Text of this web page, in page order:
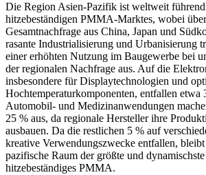
Die Region Asien-Pazifik ist weltweit führend
hitzebeständigen PMMA-Marktes, wobei
Gesamtnachfrage aus China, Japan und
rasante Industrialisierung und Urbanisierung
einer erhöhten Nutzung im Baugewerbe bei
der regionalen Nachfrage aus. Auf die
insbesondere für Displaytechnologien und
Hochtemperaturkomponenten, entfallen etwa
Automobil- und Medizinanwendungen
25 % aus, da regionale Hersteller ihre
ausbauen. Da die restlichen 5 % auf
kreative Verwendungszwecke entfallen,
pazifische Raum der größte und
hitzebeständiges PMMA.